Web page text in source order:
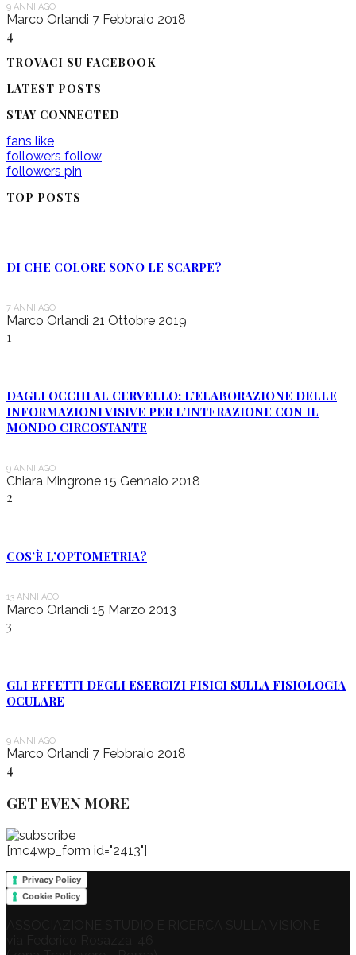
9 ANNI AGO
Marco Orlandi 7 Febbraio 2018
4
TROVACI SU FACEBOOK
LATEST POSTS
STAY CONNECTED
fans like
followers follow
followers pin
TOP POSTS
DI CHE COLORE SONO LE SCARPE?
7 ANNI AGO
Marco Orlandi 21 Ottobre 2019
1
DAGLI OCCHI AL CERVELLO: L’ELABORAZIONE DELLE
INFORMAZIONI VISIVE PER L’INTERAZIONE CON IL
MONDO CIRCOSTANTE
9 ANNI AGO
Chiara Mingrone 15 Gennaio 2018
2
COS’È L’OPTOMETRIA?
13 ANNI AGO
Marco Orlandi 15 Marzo 2013
3
GLI EFFETTI DEGLI ESERCIZI FISICI SULLA FISIOLOGIA
OCULARE
9 ANNI AGO
Marco Orlandi 7 Febbraio 2018
4
GET EVEN MORE
[mc4wp_form id="2413"]
Privacy Policy
Cookie Policy